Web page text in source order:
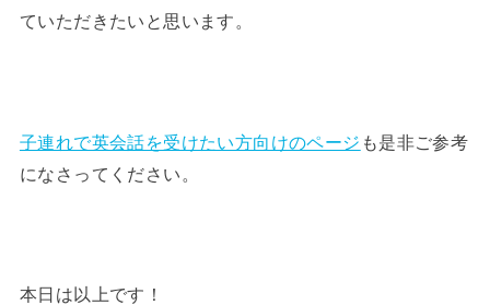
ていただきたいと思います。
子連れで英会話を受けたい方向けのページ も是非ご参考
になさってください。
本日は以上です！